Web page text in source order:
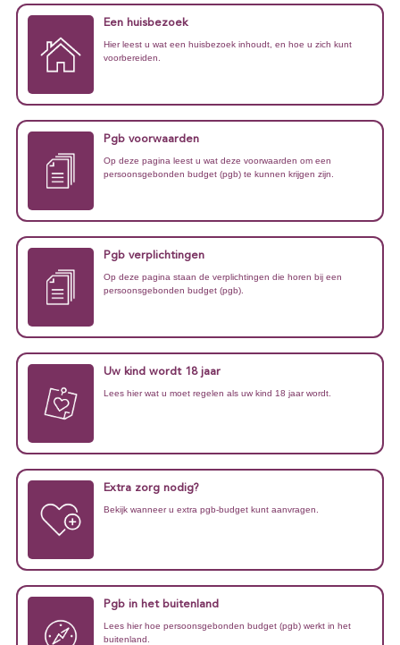
Een huisbezoek
Hier leest u wat een huisbezoek inhoudt, en hoe u zich kunt
voorbereiden.
Pgb voorwaarden
Op deze pagina leest u wat deze voorwaarden om een
persoonsgebonden budget (pgb) te kunnen krijgen zijn.
Pgb verplichtingen
Op deze pagina staan deverplichtingen die horen bij een
persoonsgebonden budget (pgb).
Uw kind wordt 18 jaar
Lees hier wat u moet regelen als uw kind 18 jaar wordt.
Extra zorg nodig?
Bekijk wanneer u extra pgb-budget kunt aanvragen.
Pgb in het buitenland
Lees hier hoe persoonsgebonden budget (pgb) werkt in het
buitenland.